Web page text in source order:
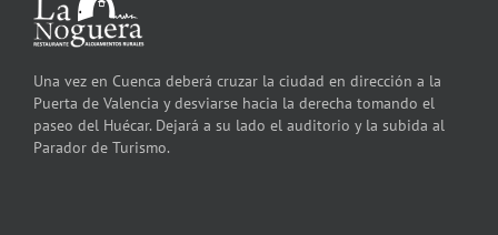
Una vez en Cuenca deberá cruzar la ciudad en dirección a la
Puerta de Valencia y desviarse hacia la derecha tomando el
paseo del Huécar. Dejará a su lado el auditorio y la subida al
Parador de Turismo.